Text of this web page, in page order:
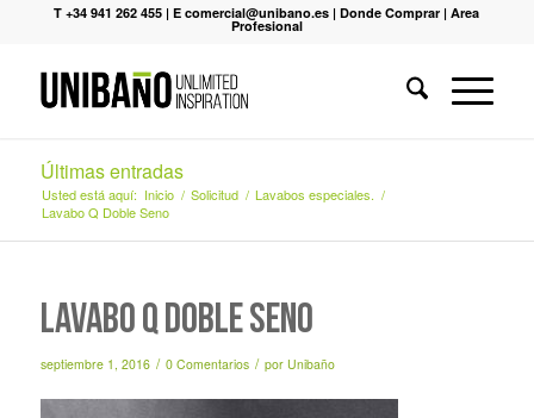
T +34 941 262 455 |E comercial@unibano.es |Donde Comprar |Area
Profesional
Últimas entradas
Usted está aquí: Inicio / Solicitud / Lavabos especiales. /
Lavabo Q Doble Seno
Lavabo Q Doble Seno
septiembre 1, 2016 / 0 Comentarios / por Unibaño